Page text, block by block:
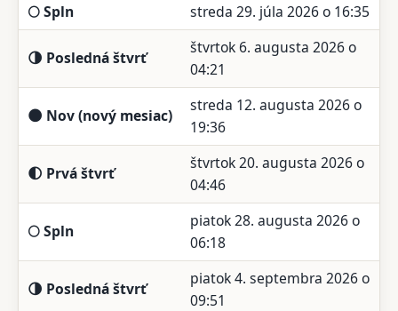
🌕 Spln
streda 29. júla 2026 o 16:35
🌗 Posledná štvrť
štvrtok 6. augusta 2026 o
04:21
🌑 Nov (nový mesiac)
streda 12. augusta 2026 o
19:36
🌓 Prvá štvrť
štvrtok 20. augusta 2026 o
04:46
🌕 Spln
piatok 28. augusta 2026 o
06:18
🌗 Posledná štvrť
piatok 4. septembra 2026 o
09:51